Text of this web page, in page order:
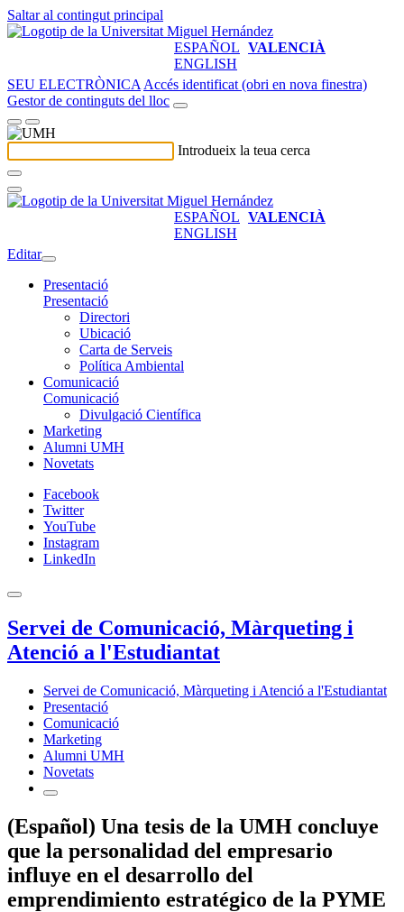
Saltar al contingut principal
ESPAÑOL VALENCIÀ
ENGLISH
SEU ELECTRÒNICA Accés identificat (obri en nova finestra)
Gestor de continguts del lloc
Introdueix la teua cerca
ESPAÑOL VALENCIÀ
ENGLISH
Editar
Presentació
Presentació
Directori
Ubicació
Carta de Serveis
Política Ambiental
Comunicació
Comunicació
Divulgació Científica
Marketing
Alumni UMH
Novetats
Facebook
Twitter
YouTube
Instagram
LinkedIn
Servei de Comunicació, Màrqueting i
Atenció a l'Estudiantat
Servei de Comunicació, Màrqueting i Atenció a l'Estudiantat
Presentació
Comunicació
Marketing
Alumni UMH
Novetats
(Español) Una tesis de la UMH concluye
que la personalidad del empresario
influye en el desarrollo del
emprendimiento estratégico de la PYME